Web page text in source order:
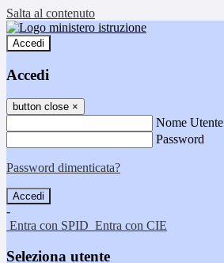
Salta al contenuto
Accedi
Accedi
button close ×
Nome Utente
Password
Password dimenticata?
-
Entra con SPID Entra con CIE
Seleziona utente